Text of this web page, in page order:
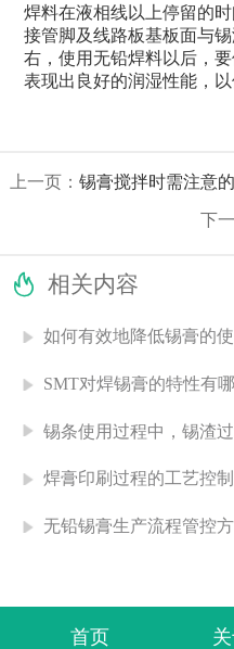
焊料在液相线以上停留的
接管脚及线路板基板面与
右，使用无铅焊料以后，
表现出良好的润湿性能，以
上一页： 锡膏搅拌时需注意的
下
 相关内容
如何有效地降低锡膏的
SMT对焊锡膏的特性有
焊膏印刷过程的工艺控
无铅锡膏生产流程管控
首页